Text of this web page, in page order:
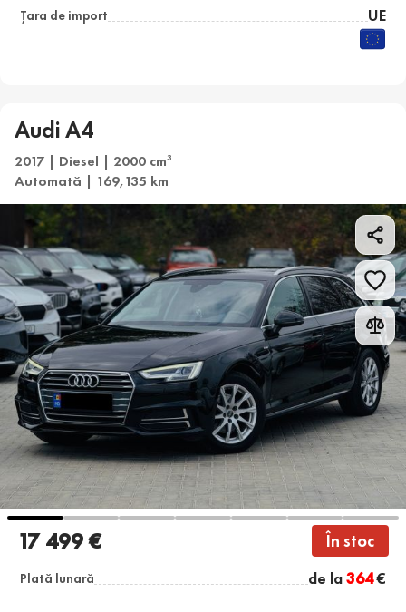
Țara de import UE
Audi A4
2017 | Diesel | 2000 cm3
Automată | 169,135 km
17 499 € În stoc
Plată lunară de la364€